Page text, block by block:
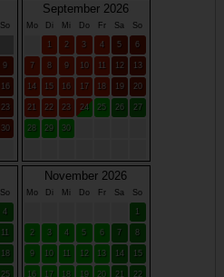
So
9
16
23
30
September 2026
Mo Di Mi Do Fr Sa So
2 3 4 5 6
7 8 9 10 12 13
14 15 16 17 18 19 20
21 22 23 24 25 26 27
28 29 30
So
4
18
25
November 2026
Mo Di Mi Do Fr Sa So
2 3 4 5 6 7 8
9 10 12 13 14 15
16 17 18 19 20 21 22